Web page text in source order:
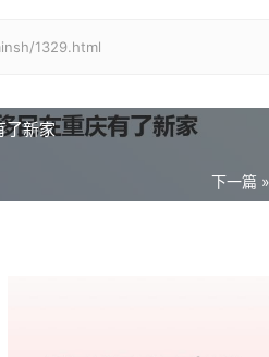
1329.html
了新家
下一篇 »